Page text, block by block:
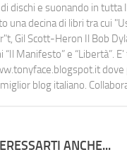
dischi e suonando in tutta
una decina di libri tra cui
Gil Scott-Heron Il Bob
“Il Manifesto” e “Libertà”.
dove
blog italiano.
ANCHE...